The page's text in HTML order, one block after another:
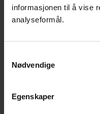
informasjonen til å vise
analyseformål.
Nødvendige
Egenskaper